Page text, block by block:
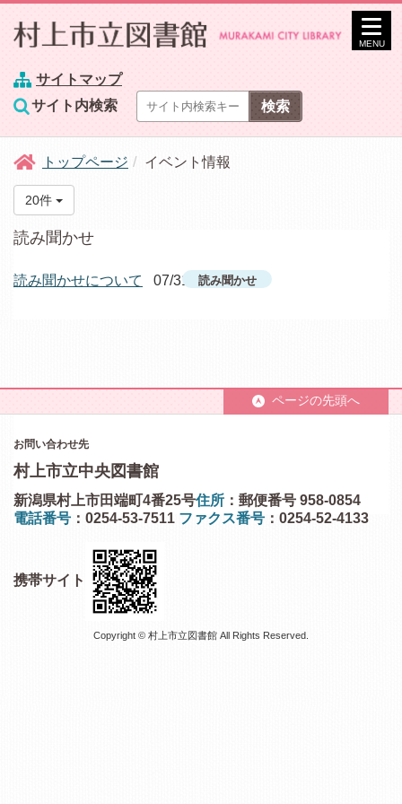
サイトマップ
サイト内検索
MENU
トップページ イベント情報
20件
読み聞かせ
読み聞かせについて 07/31 読み聞かせ
ページの先頭へ
お問い合わせ先
村上市立中央図書館
住所 ：郵便番号 958-0854
新潟県村上市田端町4番25号
電話番号 ：0254-53-7511 ファクス番号 ：0254-52-4133
携帯サイト
Copyright © 村上市立図書館 All Rights Reserved.